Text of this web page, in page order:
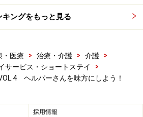
サイトのご紹介です。
のです。最新の内容をご確認くださ
医療従事者等による情報の提供は、診
せん。診断・治療を必要とする方は、適
イトで提供する情報に基づいて被ったい
社、各ガイド、その他当社と契約した
キングをもっと見る
・医療 > 治療・介護 > 介護
>
サービス・ショートステイ
>
ヘルパーさんを味方にしよう！
採用情報